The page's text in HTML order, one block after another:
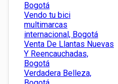
Bogotá
Vendo tu bici
multimarcas
internacional, Bogotá
Venta De Llantas Nuevas
Y Reencauchadas,
Bogotá
Verdadera Belleza,